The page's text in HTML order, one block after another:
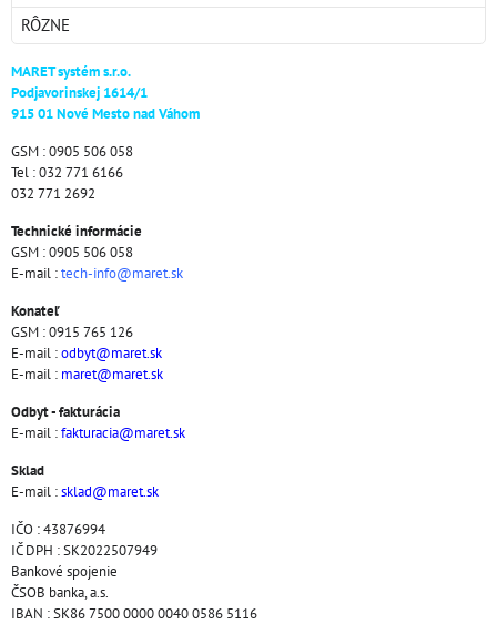
RÔZNE
MARET systém s.r.o.
Podjavorinskej 1614/1
915 01 Nové Mesto nad Váhom
GSM : 0905 506 058
Tel : 032 771 6166
032 771 2692
Technické informácie
GSM : 0905 506 058
E-mail :tech-info@maret.sk
Konateľ
GSM : 0915 765 126
E-mail :odbyt@maret.sk
E-mail : maret@maret.sk
Odbyt - fakturácia
E-mail :fakturacia@maret.sk
Sklad
E-mail :sklad@maret.sk
IČO : 43876994
IČ DPH : SK2022507949
Bankové spojenie
ČSOB banka, a.s.
IBAN : SK86 7500 0000 0040 0586 5116